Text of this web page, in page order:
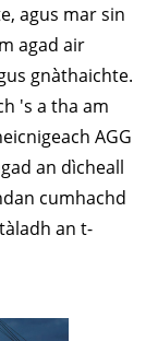
agus mar sin
agad air
gnàthaichte.
's a tha am
AGG
an dìcheall
cumhachd
an t-
Sreath D 165-